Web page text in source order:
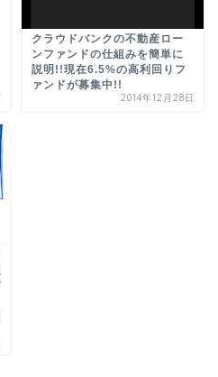
クラウドバンクの不動産ロー
ンファンドの仕組みを簡単に
説明!!現在6.5%の高利回りフ
ァンドが募集中!!
2014年12月28日